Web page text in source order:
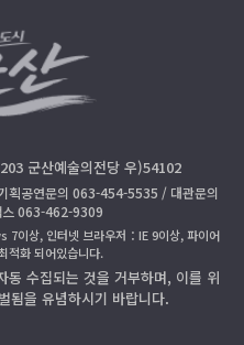
군산예술의전당 우)54102
공연문의 063-454-5535 / 대관문의
063-462-9309
이상, 인터넷 브라우저：IE 9이상, 파이어
적화 되어있습니다.
동 수집되는 것을 거부하며, 이를 위
됨을 유념하시기 바랍니다.